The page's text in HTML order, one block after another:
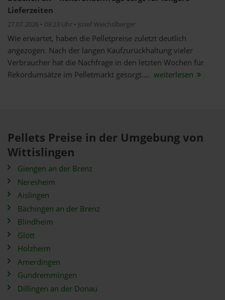
Lieferzeiten
27.07.2026 • 09:23 Uhr • Josef Weichslberger
Wie erwartet, haben die Pelletpreise zuletzt deutlich
angezogen. Nach der langen Kaufzurückhaltung vieler
Verbraucher hat die Nachfrage in den letzten Wochen für
Rekordumsätze im Pelletmarkt gesorgt.... weiterlesen
Pellets Preise in der Umgebung von
Wittislingen
Giengen an der Brenz
Neresheim
Aislingen
Bächingen an der Brenz
Blindheim
Glött
Holzheim
Amerdingen
Gundremmingen
Dillingen an der Donau